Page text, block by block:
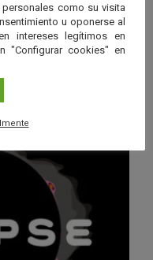
Ver más
como su visita
u oponerse al
intereses legítimos en
"Configurar cookies" en